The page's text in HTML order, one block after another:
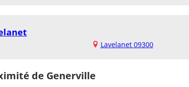
Lavelanet 09300
de Generville